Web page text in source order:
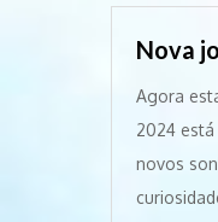
Nova
Agora
2024
novos